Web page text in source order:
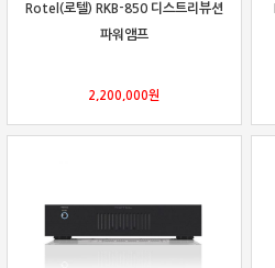
Rotel(로텔) RKB-850 디스트리뷰션
파워앰프
2,200,000원